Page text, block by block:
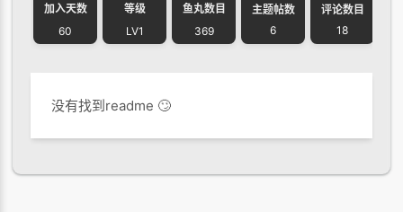
加入天数
60
等级
LV1
鱼丸数目
369
主题帖数
6
评论数目
18
没有找到readme 🙄